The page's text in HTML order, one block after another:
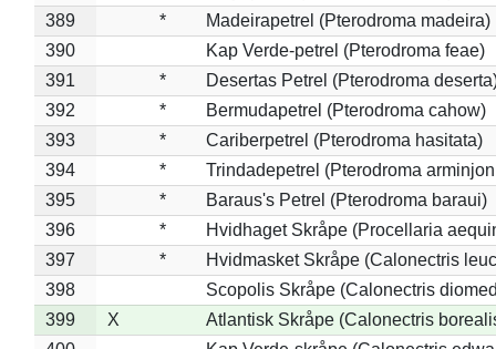
389
*
Madeirapetrel (Pterodroma madeira)
390
Kap Verde-petrel (Pterodroma feae)
391
*
Desertas Petrel (Pterodroma
392
*
Bermudapetrel (Pterodroma cahow)
393
*
Cariberpetrel (Pterodroma hasitata)
394
*
Trindadepetrel (Pterodroma
395
*
Baraus's Petrel (Pterodroma baraui)
396
*
Hvidhaget Skråpe (Procellaria
397
*
Hvidmasket Skråpe (Calonectris
398
Scopolis Skråpe (Calonectris
399
X
Atlantisk Skråpe (Calonectris